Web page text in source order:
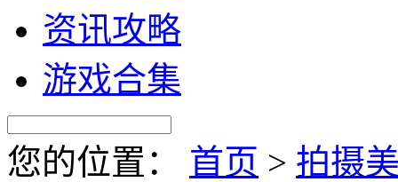
资讯攻略
游戏合集
您的位置： 首页 > 拍摄